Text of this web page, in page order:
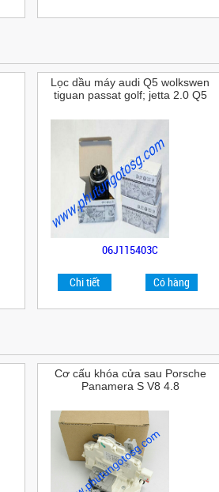
Lọc dầu máy audi Q5 wolkswen
tiguan passat golf; jetta 2.0 Q5
06J115403C
Chi tiết Có hàng
Cơ cấu khóa cửa sau Porsche
Panamera S V8 4.8